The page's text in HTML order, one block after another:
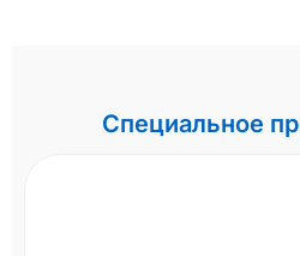
Специальное